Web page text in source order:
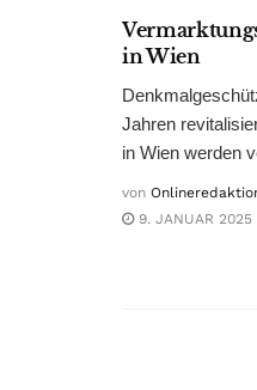
in Wien
Jahren
in Wien werden
von
9. JANUAR 2025